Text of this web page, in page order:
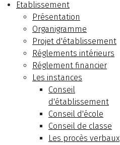
Etablissement
Présentation
Organigramme
Projet d'établissement
Réglements intérieurs
Réglement financier
Les instances
Conseil
d'établissement
Conseil d'école
Conseil de classe
Les procès verbaux